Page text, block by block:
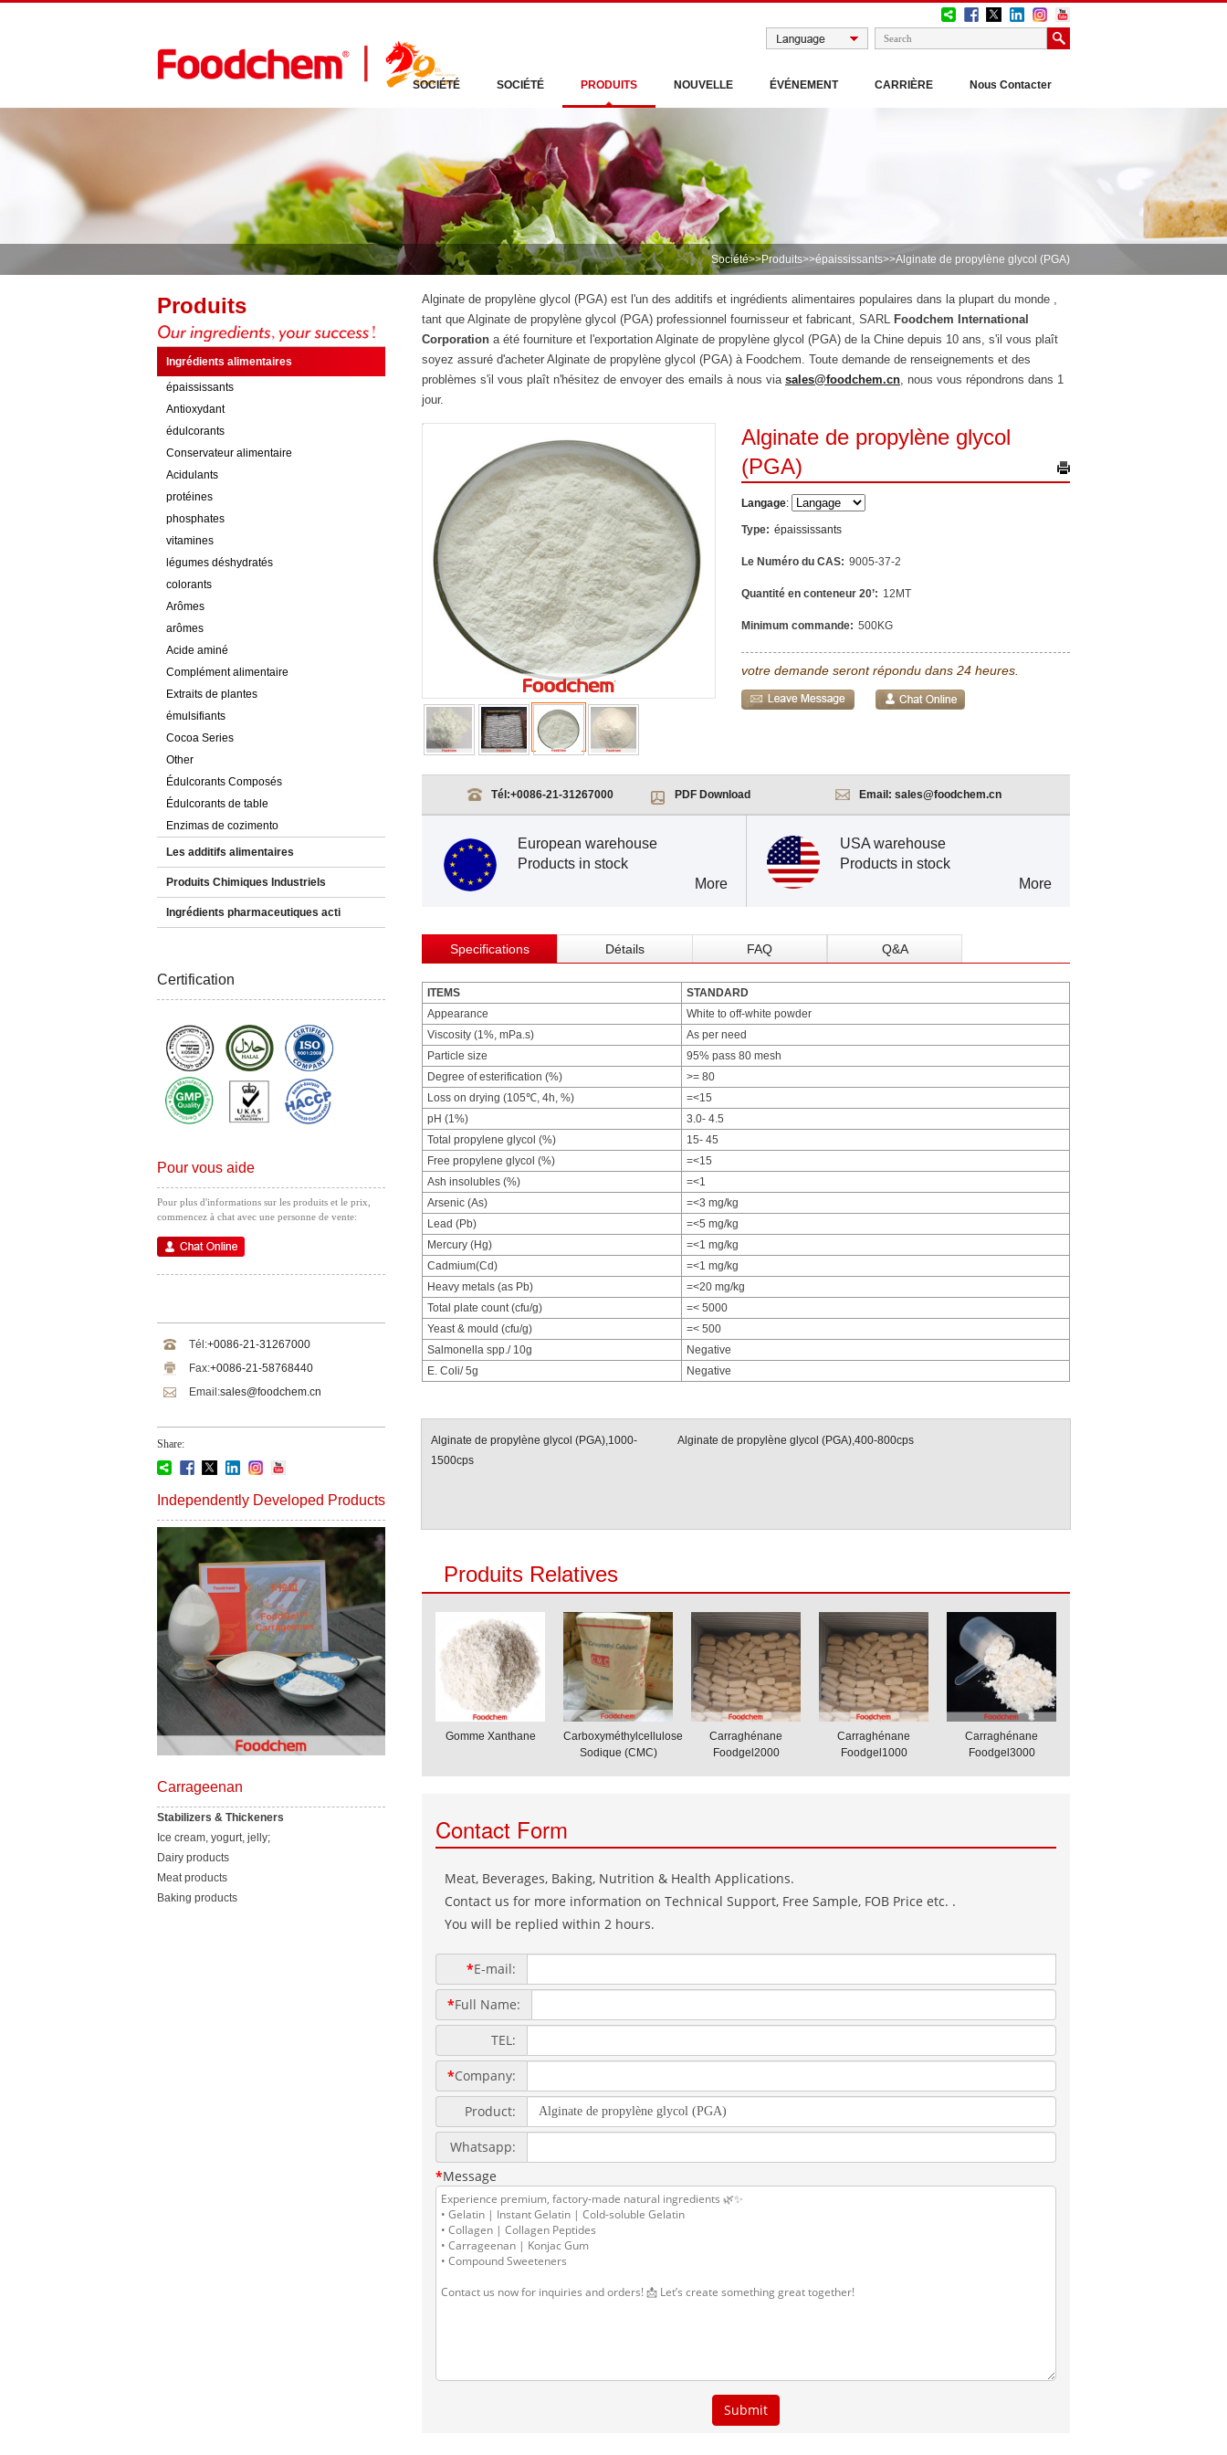
SOCIÉTÉ SOCIÉTÉ PRODUITS NOUVELLE ÉVÉNEMENT CARRIÈRE Nous Contacter
Société>>Produits>>épaississants>>Alginate de propylène glycol (PGA)
Produits
Ingrédients alimentaires
épaississants
Antioxydant
édulcorants
Conservateur alimentaire
Acidulants
protéines
phosphates
vitamines
légumes déshydratés
colorants
Arômes
arômes
Acide aminé
Complément alimentaire
Extraits de plantes
émulsifiants
Cocoa Series
Other
Édulcorants Composés
Édulcorants de table
Enzimas de cozimento
Les additifs alimentaires
Produits Chimiques Industriels
Ingrédients pharmaceutiques acti
Certification
Pour vous aide
Pour plus d'informations sur les produits et le prix,
commencez à chat avec une personne de vente:
Tél:+0086-21-31267000
Fax:+0086-21-58768440
Email:sales@foodchem.cn
Share:
Independently Developed Products
Carrageenan
Stabilizers & Thickeners
Ice cream, yogurt, jelly;
Dairy products
Meat products
Baking products
Alginate de propylène glycol (PGA) est l'un des additifs et ingrédients alimentaires populaires dans la plupart du monde ,
tant que Alginate de propylène glycol (PGA) professionnel fournisseur et fabricant, SARL Foodchem International
Corporation a été fourniture et l'exportation Alginate de propylène glycol (PGA) de la Chine depuis 10 ans, s'il vous plaît
soyez assuré d'acheter Alginate de propylène glycol (PGA) à Foodchem. Toute demande de renseignements et des
problèmes s'il vous plaît n'hésitez de envoyer des emails à nous via sales@foodchem.cn, nous vous répondrons dans 1
jour.
Alginate de propylène glycol
(PGA)
Langage:
Type: épaississants
Le Numéro du CAS: 9005-37-2
Quantité en conteneur 20’: 12MT
Minimum commande: 500KG
votre demande seront répondu dans 24 heures.
Tél:+0086-21-31267000 PDF Download Email: sales@foodchem.cn
European warehouse
Products in stock
More
USA warehouse
Products in stock
More
Specifications Détails FAQ Q&A
ITEMS
STANDARD
Appearance
White to off-white powder
Viscosity (1%, mPa.s)
As per need
Particle size
95% pass 80 mesh
Degree of esterification (%)
>= 80
Loss on drying (105℃, 4h, %)
=<15
pH (1%)
3.0- 4.5
Total propylene glycol (%)
15- 45
Free propylene glycol (%)
=<15
Ash insolubles (%)
=<1
Arsenic (As)
=<3 mg/kg
Lead (Pb)
=<5 mg/kg
Mercury (Hg)
=<1 mg/kg
Cadmium(Cd)
=<1 mg/kg
Heavy metals (as Pb)
=<20 mg/kg
Total plate count (cfu/g)
=< 5000
Yeast & mould (cfu/g)
=< 500
Salmonella spp./ 10g
Negative
E. Coli/ 5g
Negative
Alginate de propylène glycol (PGA),1000-
1500cps
Alginate de propylène glycol (PGA),400-800cps
Produits Relatives
Gomme Xanthane
Carboxyméthylcellulose
Sodique (CMC)
Carraghénane
Foodgel2000
Carraghénane
Foodgel1000
Carraghénane
Foodgel3000